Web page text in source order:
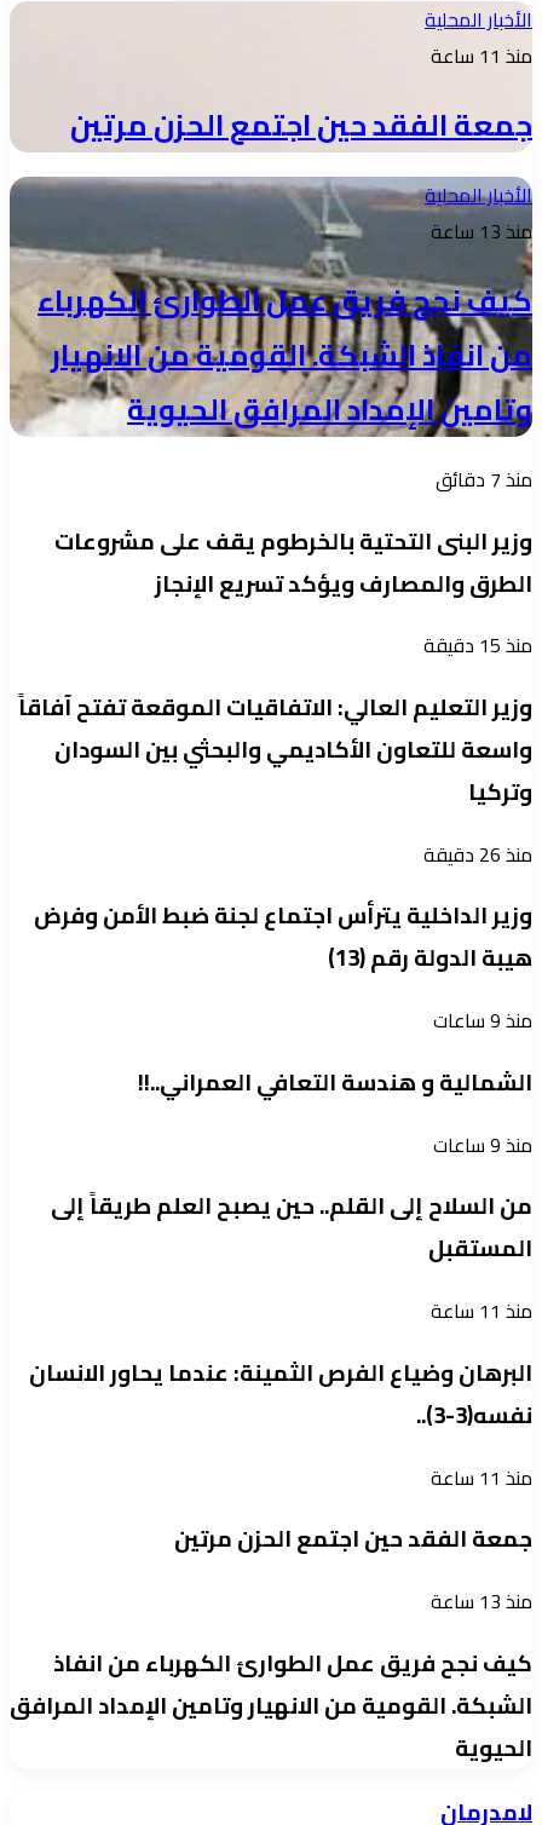
الأخبار المحلية
منذ 11 ساعة
جمعة الفقد حين اجتمع الحزن مرتين
الأخبار المحلية
منذ 13 ساعة
كيف نجح فريق عمل الطوارئ الكهرباء
من انفاذ الشبكة. القومية من الانهيار
وتامين الإمداد المرافق الحيوية
منذ 7 دقائق
وزير البنى التحتية بالخرطوم يقف على مشروعات
الطرق والمصارف ويؤكد تسريع الإنجاز
منذ 15 دقيقة
وزير التعليم العالي: الاتفاقيات الموقعة تفتح آفاقاً
واسعة للتعاون الأكاديمي والبحثي بين السودان
وتركيا
منذ 26 دقيقة
وزير الداخلية يترأس اجتماع لجنة ضبط الأمن وفرض
هيبة الدولة رقم (13)
منذ 9 ساعات
الشمالية و هندسة التعافي العمراني..!!
منذ 9 ساعات
من السلاح إلى القلم.. حين يصبح العلم طريقاً إلى
المستقبل
منذ 11 ساعة
البرهان وضياع الفرص الثمينة: عندما يحاور الانسان
نفسه(3-3)..
منذ 11 ساعة
جمعة الفقد حين اجتمع الحزن مرتين
منذ 13 ساعة
كيف نجح فريق عمل الطوارئ الكهرباء من انفاذ
الشبكة. القومية من الانهيار وتامين الإمداد المرافق
الحيوية
لامدرمان
لامدرمان